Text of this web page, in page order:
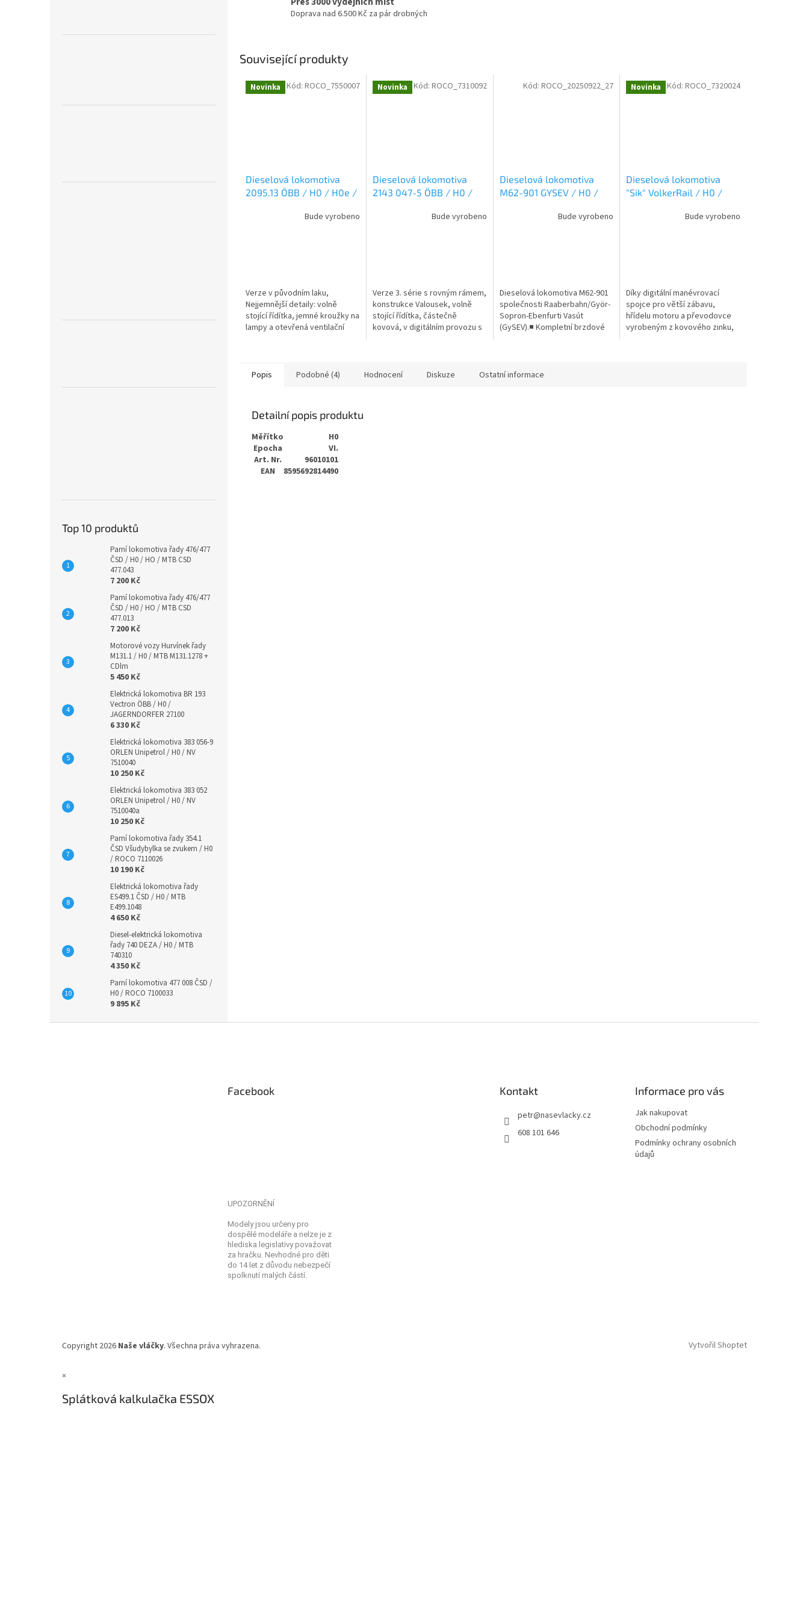
Top 10 produktů
Parní lokomotiva řady 476/477
ČSD / H0 / HO / MTB CSD
477.043
7 200 Kč
Parní lokomotiva řady 476/477
ČSD / H0 / HO / MTB CSD
477.013
7 200 Kč
Motorové vozy Hurvínek řady
M131.1 / H0 / MTB M131.1278 +
CDlm
5 450 Kč
Elektrická lokomotiva BR 193
Vectron ÖBB / H0 /
JAGERNDORFER 27100
6 330 Kč
Elektrická lokomotiva 383 056-9
ORLEN Unipetrol / H0 / NV
7510040
10 250 Kč
Elektrická lokomotiva 383 052
ORLEN Unipetrol / H0 / NV
7510040a
10 250 Kč
Parní lokomotiva řady 354.1
ČSD Všudybylka se zvukem / H0
/ ROCO 7110026
10 190 Kč
Elektrická lokomotiva řady
ES499.1 ČSD / H0 / MTB
E499.1048
4 650 Kč
Diesel-elektrická lokomotiva
řady 740 DEZA / H0 / MTB
740310
4 350 Kč
Parní lokomotiva 477 008 ČSD /
H0 / ROCO 7100033
9 895 Kč
Doprava nad 6.500 Kč za pár drobných
Související produkty
Novinka
Dieselová lokomotiva
2095.13 ÖBB / H0 / H0e /
Bude vyrobeno
Verze v původním laku,
Nejjemnější detaily: volně
stojící řídítka, jemné kroužky na
lampy a otevřená ventilační
Kód: ROCO_7550007 Novinka
Dieselová lokomotiva
2143 047-5 ÖBB / H0 /
Bude vyrobeno
Verze 3. série s rovným rámem,
konstrukce Valousek, volně
stojící řídítka, částečně
kovová, v digitálním provozu s
Kód: ROCO_7310092
Dieselová lokomotiva
M62-901 GYSEV / H0 /
Bude vyrobeno
Dieselová lokomotiva M62-901
společnosti Raaberbahn/Györ-
Sopron-Ebenfurti Vasút
(GySEV).■ Kompletní brzdové
Kód:ROCO_20250922_27 Novinka
Dieselová lokomotiva
"Sik" VolkerRail / H0 /
Bude vyrobeno
Díky digitální manévrovací
spojce pro větší zábavu,
hřídelu motoru a převodovce
vyrobeným z kovového zinku,
Kód: ROCO_7320024
Popis Podobné (4) Hodnocení Diskuze Ostatní informace
Detailní popis produktu
Měřítko
H0
Epocha
VI.
Art. Nr.
96010101
EAN
8595692814490
Facebook Kontakt
petr@nasevlacky.cz
608 101 646
Informace pro vás
Jak nakupovat
Obchodní podmínky
Podmínky ochrany osobních
údajů
UPOZORNĚNÍ
Modely jsou určeny pro
dospělé modeláře a nelze je z
hlediska legislativy považovat
za hračku. Nevhodné pro děti
do 14 let z důvodu nebezpečí
spolknutí malých částí.
Vytvořil Shoptet
Copyright 2026 Naše vláčky. Všechna práva vyhrazena.
×
Splátková kalkulačka ESSOX